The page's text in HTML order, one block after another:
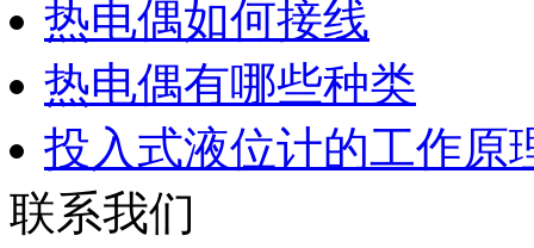
热电偶如何接线
热电偶有哪些种类
投入式液位计的工作原
联系我们